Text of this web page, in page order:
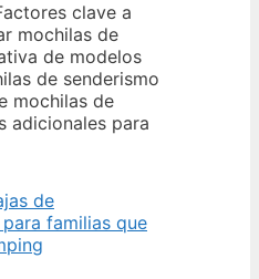
clave a
mochilas de
de modelos
de senderismo
mochilas de
adicionales para